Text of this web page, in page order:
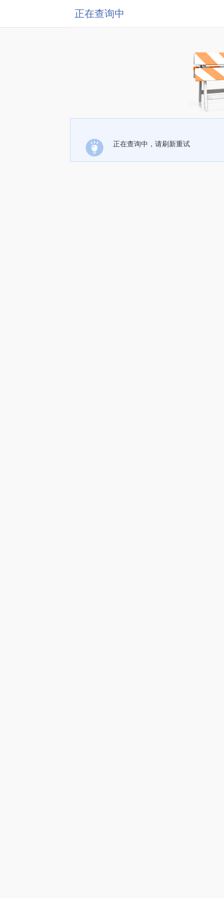
正在查询中
正在查询中，请刷新重试